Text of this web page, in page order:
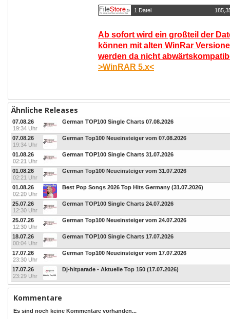
1 Datei
Ab sofort wird ein großteil der
können mit alten WinRar
werden da nicht
>WinRAR 5.x<
Ähnliche Releases
07.08.26
19:34 Uhr
German TOP100 Single Charts 07.08.2026
07.08.26
19:34 Uhr
German Top100 Neueinsteiger vom 07.08.2026
01.08.26
02:21 Uhr
German TOP100 Single Charts 31.07.2026
01.08.26
02:21 Uhr
German Top100 Neueinsteiger vom 31.07.2026
01.08.26
02:20 Uhr
Best Pop Songs 2026 Top Hits Germany (31.07.2026)
25.07.26
12:30 Uhr
German TOP100 Single Charts 24.07.2026
25.07.26
12:30 Uhr
German Top100 Neueinsteiger vom 24.07.2026
18.07.26
00:04 Uhr
German TOP100 Single Charts 17.07.2026
17.07.26
23:30 Uhr
German Top100 Neueinsteiger vom 17.07.2026
17.07.26
23:29 Uhr
Dj-hitparade - Aktuelle Top 150 (17.07.2026)
Kommentare
Es sind noch keine Kommentare vorhanden...